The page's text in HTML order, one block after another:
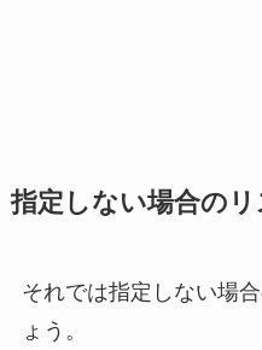
指定しない場合の
それでは指定しない場
ょう。